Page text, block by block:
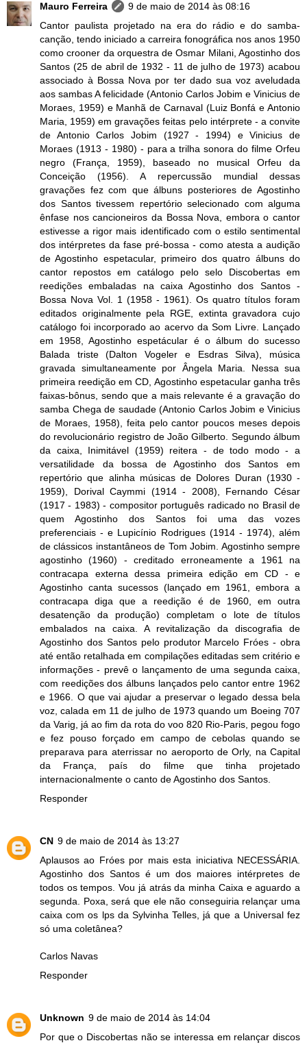
Mauro Ferreira
9 de maio de 2014 às 08:16
Cantor paulista projetado na era do rádio e do samba-
canção, tendo iniciado a carreira fonográfica nos anos 1950
como crooner da orquestra de Osmar Milani, Agostinho dos
Santos (25 de abril de 1932 - 11 de julho de 1973) acabou
associado à Bossa Nova por ter dado sua voz aveludada
aos sambas A felicidade (Antonio Carlos Jobim e Vinicius de
Moraes, 1959) e Manhã de Carnaval (Luiz Bonfá e Antonio
Maria, 1959) em gravações feitas pelo intérprete - a convite
de Antonio Carlos Jobim (1927 - 1994) e Vinicius de
Moraes (1913 - 1980) - para a trilha sonora do filme Orfeu
negro (França, 1959), baseado no musical Orfeu da
Conceição (1956). A repercussão mundial dessas
gravações fez com que álbuns posteriores de Agostinho
dos Santos tivessem repertório selecionado com alguma
ênfase nos cancioneiros da Bossa Nova, embora o cantor
estivesse a rigor mais identificado com o estilo sentimental
dos intérpretes da fase pré-bossa - como atesta a audição
de Agostinho espetacular, primeiro dos quatro álbuns do
cantor repostos em catálogo pelo selo Discobertas em
reedições embaladas na caixa Agostinho dos Santos -
Bossa Nova Vol. 1 (1958 - 1961). Os quatro títulos foram
editados originalmente pela RGE, extinta gravadora cujo
catálogo foi incorporado ao acervo da Som Livre. Lançado
em 1958, Agostinho espetácular é o álbum do sucesso
Balada triste (Dalton Vogeler e Esdras Silva), música
gravada simultaneamente por Ângela Maria. Nessa sua
primeira reedição em CD, Agostinho espetacular ganha três
faixas-bônus, sendo que a mais relevante é a gravação do
samba Chega de saudade (Antonio Carlos Jobim e Vinicius
de Moraes, 1958), feita pelo cantor poucos meses depois
do revolucionário registro de João Gilberto. Segundo álbum
da caixa, Inimitável (1959) reitera - de todo modo - a
versatilidade da bossa de Agostinho dos Santos em
repertório que alinha músicas de Dolores Duran (1930 -
1959), Dorival Caymmi (1914 - 2008), Fernando César
(1917 - 1983) - compositor português radicado no Brasil de
quem Agostinho dos Santos foi uma das vozes
preferenciais - e Lupicínio Rodrigues (1914 - 1974), além
de clássicos instantâneos de Tom Jobim. Agostinho sempre
agostinho (1960) - creditado erroneamente a 1961 na
contracapa externa dessa primeira edição em CD - e
Agostinho canta sucessos (lançado em 1961, embora a
contracapa diga que a reedição é de 1960, em outra
desatenção da produção) completam o lote de títulos
embalados na caixa. A revitalização da discografia de
Agostinho dos Santos pelo produtor Marcelo Fróes - obra
até então retalhada em compilações editadas sem critério e
informações - prevê o lançamento de uma segunda caixa,
com reedições dos álbuns lançados pelo cantor entre 1962
e 1966. O que vai ajudar a preservar o legado dessa bela
voz, calada em 11 de julho de 1973 quando um Boeing 707
da Varig, já ao fim da rota do voo 820 Rio-Paris, pegou fogo
e fez pouso forçado em campo de cebolas quando se
preparava para aterrissar no aeroporto de Orly, na Capital
da França, país do filme que tinha projetado
internacionalmente o canto de Agostinho dos Santos.
Responder
CN 9 de maio de 2014 às 13:27
Aplausos ao Fróes por mais esta iniciativa NECESSÁRIA.
Agostinho dos Santos é um dos maiores intérpretes de
todos os tempos. Vou já atrás da minha Caixa e aguardo a
segunda. Poxa, será que ele não conseguiria relançar uma
caixa com os lps da Sylvinha Telles, já que a Universal fez
só uma coletânea?
Carlos Navas
Responder
Unknown 9 de maio de 2014 às 14:04
Por que o Discobertas não se interessa em relançar discos